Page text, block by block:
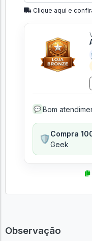
Clique aqui e
💬 Bom
🛡️Compra
Geek
Observação